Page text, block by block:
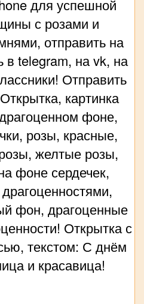
для успешной
с розами и
отправить на
в telegram, на vk, на
Отправить
картинка
фоне,
розы, красные,
желтые розы,
фоне сердечек,
фон, драгоценные
Открытка с
текстом: С днём
и красавица!